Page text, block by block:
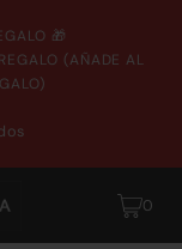
🎁
(AÑADE AL
0